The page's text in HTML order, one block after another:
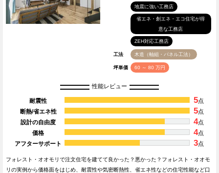
地震に強い工務店
省エネ・創エネ・エコ住宅が得
意な工務店
ZEH対応工務店
工法 木造（軸組・パネル工法）
坪単価 60 ～ 80 万円
性能レビュー
耐震性 5点
断熱/省エネ性
5点
設計の自由度
4点
価格
4点
アフターサポート
3点
フォレスト・オオモリで注文住宅を建てて良かった？悪かった？フォレスト・オオモ
リの実例から価格面をはじめ、耐震性や気密断熱性、省エネ性などの住宅性能など口